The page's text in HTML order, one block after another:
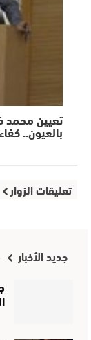
تعيين محمد
بالعيون..
تعليقات الزوار
جديد الأخبار